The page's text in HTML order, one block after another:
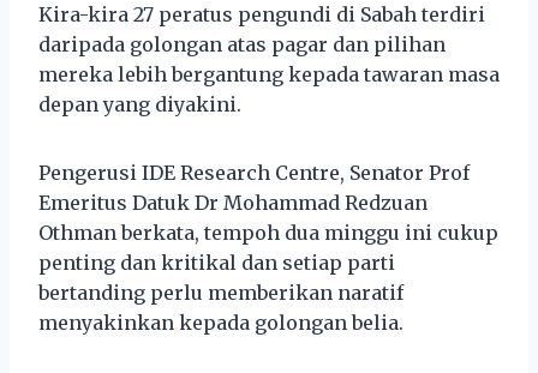
Kira-kira 27 peratus pengundi di Sabah terdiri
daripada golongan atas pagar dan pilihan
mereka lebih bergantung kepada tawaran masa
depan yang diyakini.
Pengerusi IDE Research Centre, Senator Prof
Emeritus Datuk Dr Mohammad Redzuan
Othman berkata, tempoh dua minggu ini cukup
penting dan kritikal dan setiap parti
bertanding perlu memberikan naratif
menyakinkan kepada golongan belia.